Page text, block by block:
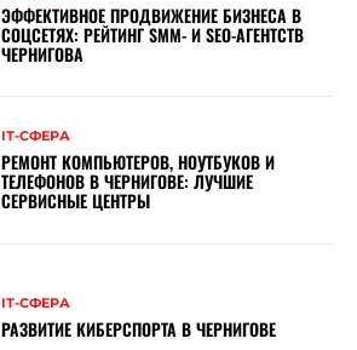
ЭФФЕКТИВНОЕ ПРОДВИЖЕНИЕ БИЗНЕСА В
СОЦСЕТЯХ: РЕЙТИНГ SMM- И SEO-АГЕНТСТВ
ЧЕРНИГОВА
ІТ-СФЕРА
РЕМОНТ КОМПЬЮТЕРОВ, НОУТБУКОВ И
ТЕЛЕФОНОВ В ЧЕРНИГОВЕ: ЛУЧШИЕ
СЕРВИСНЫЕ ЦЕНТРЫ
ІТ-СФЕРА
РАЗВИТИЕ КИБЕРСПОРТА В ЧЕРНИГОВЕ